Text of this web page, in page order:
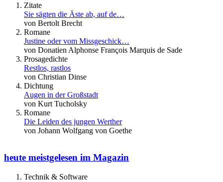
Zitate
Sie sägten die Äste ab, auf de…
von Bertolt Brecht
Romane
Justine oder vom Missgeschick…
von Donatien Alphonse François Marquis de Sade
Prosagedichte
Restlos, rastlos
von Christian Dinse
Dichtung
Augen in der Großstadt
von Kurt Tucholsky
Romane
Die Leiden des jungen Werther
von Johann Wolfgang von Goethe
heute meistgelesen im Magazin
Technik & Software